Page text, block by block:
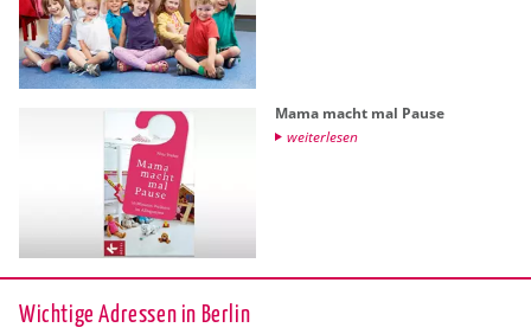
Mama macht mal Pause
wei­ter­le­sen
Wichtige Adressen in Berlin